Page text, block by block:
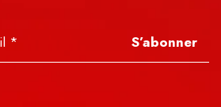
S’abonner